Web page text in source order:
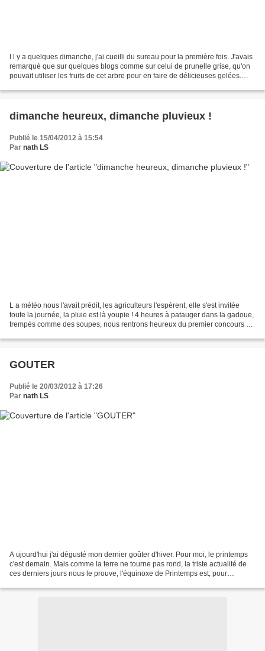
I l y a quelques dimanche, j'ai cueilli du sureau pour la première fois. J'avais
remarqué que sur quelques blogs comme sur celui de prunelle grise, qu'on
pouvait utiliser les fruits de cet arbre pour en faire de délicieuses gelées.
dimanche heureux, dimanche pluvieux !
Publié le 15/04/2012 à 15:54
Par nath LS
L a météo nous l'avait prédit, les agriculteurs l'espèrent, elle s'est invitée
toute la journée, la pluie est là youpie ! 4 heures à patauger dans la gadoue,
trempés comme des soupes, nous rentrons heureux du premier concours de
GOUTER
Publié le 20/03/2012 à 17:26
Par nath LS
A ujourd'hui j'ai dégusté mon dernier goûter d'hiver. Pour moi, le printemps
c'est demain. Mais comme la terre ne tourne pas rond, la triste actualité de
ces derniers jours nous le prouve, l'équinoxe de Printemps est, pour